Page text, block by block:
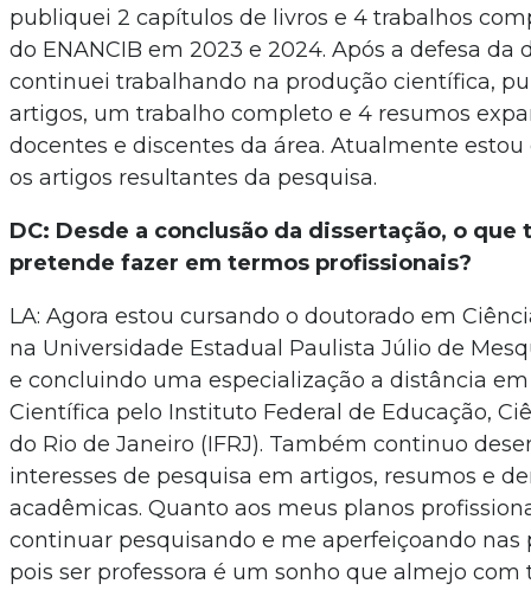
publiquei 2 capítulos de livros e 4 trabalhos
do ENANCIB em 2023 e 2024. Após a defesa da
continuei trabalhando na produção científica,
artigos, um trabalho completo e 4 resumos
docentes e discentes da área. Atualmente
os artigos resultantes da pesquisa.
DC: Desde a conclusão da dissertação, o
pretende fazer em termos profissionais?
LA: Agora estou cursando o doutorado em
na Universidade Estadual Paulista Júlio de
e concluindo uma especialização a distância
Científica pelo Instituto Federal de Educação,
do Rio de Janeiro (IFRJ). Também continuo
interesses de pesquisa em artigos, resumos e
acadêmicas. Quanto aos meus planos
continuar pesquisando e me aperfeiçoando nas
pois ser professora é um sonho que almejo com